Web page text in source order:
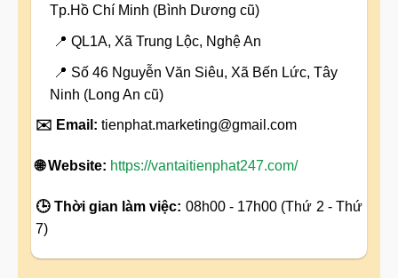
Tp.Hồ Chí Minh (Bình Dương cũ)
📍 QL1A, Xã Trung Lộc, Nghệ An
📍 Số 46 Nguyễn Văn Siêu, Xã Bến Lức, Tây
Ninh (Long An cũ)
✉️ Email: tienphat.marketing@gmail.com
🌐 Website: https://vantaitienphat247.com/
🕒 Thời gian làm việc: 08h00 - 17h00 (Thứ 2 - Thứ
7)